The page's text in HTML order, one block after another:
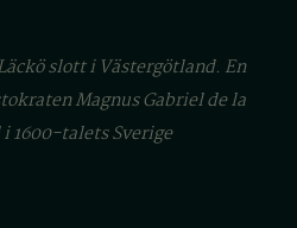
slott i Västergötland. En
Magnus Gabriel de la
1600-talets Sverige